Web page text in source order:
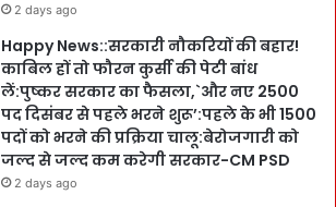
2 days ago
Happy News::सरकारी नौकरियों की बहार!
काबिल हों तो फौरन कुर्सी की पेटी बांध
लें:पुष्कर सरकार का फैसला,`और नए 2500
पद दिसंबर से पहले भरने शुरू’:पहले के भी 1500
पदों को भरने की प्रक्रिया चालू:बेरोजगारी को
जल्द से जल्द कम करेगी सरकार-CM PSD
2 days ago